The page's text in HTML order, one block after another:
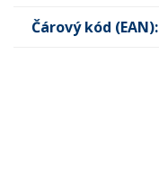
Čárový kód (EAN):